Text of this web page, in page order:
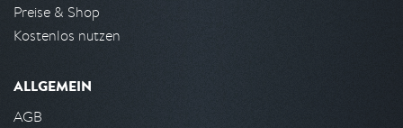
Preise & Shop
Kostenlos nutzen
ALLGEMEIN
AGB